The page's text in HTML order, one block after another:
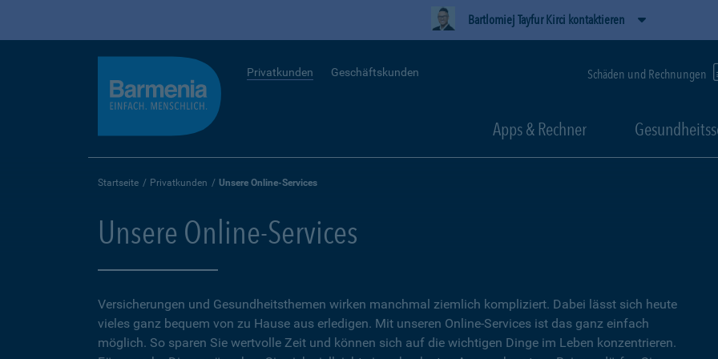
Bartlomiej Tayfur Kirci kontaktieren
Privatkunden Geschäftskunden Schäden und Rechnungen
Apps & Rechner
Startseite Privatkunden Unsere Online-Services
Unsere Online-Services
Versicherungen und Gesundheitsthemen wirken manchmal ziemlich kompliziert. Dabei lässt sich heute
vieles ganz bequem von zu Hause aus erledigen. Mit unseren Online-Services ist das ganz einfach
möglich. So sparen Sie wertvolle Zeit und können sich auf die wichtigen Dinge im Leben konzentrieren.